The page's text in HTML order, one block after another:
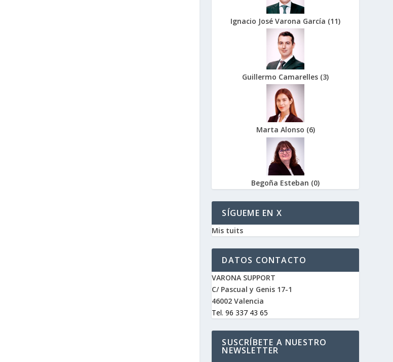
Ignacio José Varona García (11)
Guillermo Camarelles (3)
Marta Alonso (6)
Begoña Esteban (0)
SÍGUEME EN X
Mis tuits
DATOS CONTACTO
VARONA SUPPORT
C/ Pascual y Genis 17-1
46002 Valencia
Tel. 96 337 43 65
SUSCRÍBETE A NUESTRO
NEWSLETTER